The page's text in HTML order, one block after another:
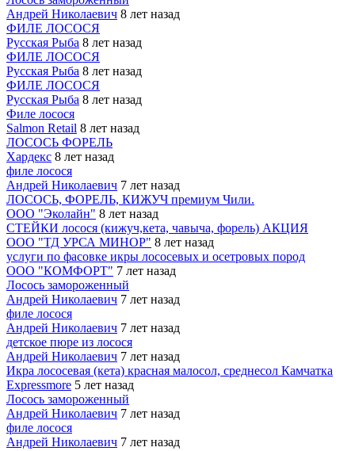
Андрей Николаевич 8 лет назад
ФИЛЕ ЛОСОСЯ
Русская Рыба 8 лет назад
ФИЛЕ ЛОСОСЯ
Русская Рыба 8 лет назад
ФИЛЕ ЛОСОСЯ
Русская Рыба 8 лет назад
Филе лосося
Salmon Retail 8 лет назад
ЛОСОСЬ ФОРЕЛЬ
Хардекс 8 лет назад
филе лосося
Андрей Николаевич 7 лет назад
ЛОСОСЬ, ФОРЕЛЬ, КИЖУЧ премиум Чили.
ООО "Эколайн" 8 лет назад
СТЕЙКИ лосося (кижуч,кета, чавыча, форель) АКЦИЯ
ООО "ТД УРСА МИНОР" 8 лет назад
услуги по фасовке икры лососевых и осетровых пород
ООО "КОМФОРТ" 7 лет назад
Лосось замороженный
Андрей Николаевич 7 лет назад
филе лосося
Андрей Николаевич 7 лет назад
детское пюре из лосося
Андрей Николаевич 7 лет назад
Икра лососевая (кета) красная малосол, среднесол Камчатка
Expressmore 5 лет назад
Лосось замороженный
Андрей Николаевич 7 лет назад
филе лосося
Андрей Николаевич 7 лет назад